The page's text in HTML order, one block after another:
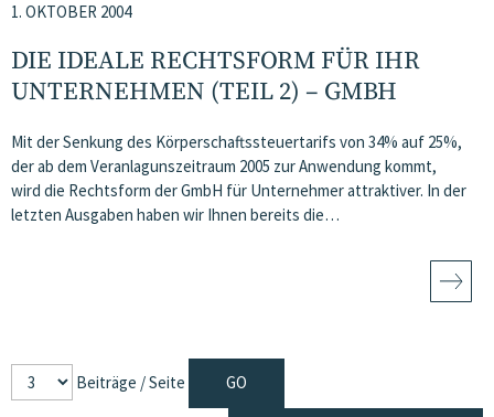
1. OKTOBER 2004
DIE IDEALE RECHTSFORM FÜR IHR
UNTERNEHMEN (TEIL 2) – GMBH
Mit der Senkung des Körperschaftssteuertarifs von 34% auf 25%,
der ab dem Veranlagunszeitraum 2005 zur Anwendung kommt,
wird die Rechtsform der GmbH für Unternehmer attraktiver. In der
letzten Ausgaben haben wir Ihnen bereits die…
Beiträge / Seite